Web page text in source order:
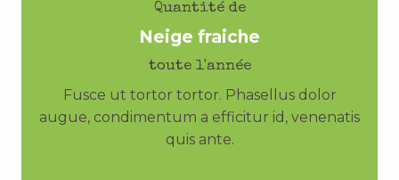
Quantité de
Neige fraiche
toute l'année
Fusce ut tortor tortor. Phasellus dolor
augue, condimentum a efficitur id, venenatis
quis ante.